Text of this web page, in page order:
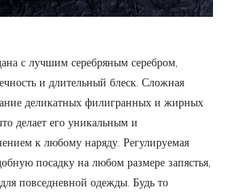
с лучшим серебряным серебром,
и длительный блеск. Сложная
деликатных филигранных и жирных
делает его уникальным и
к любому наряду. Регулируемая
посадку на любом размере запястья,
повседневной одежды. Будь то